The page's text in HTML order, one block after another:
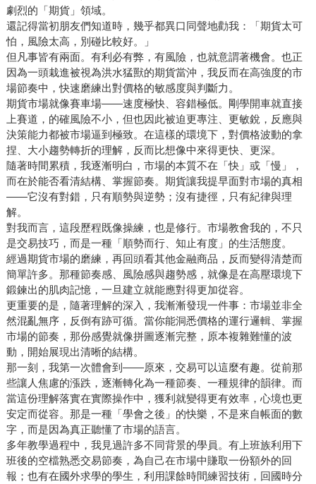
劇烈的「期貨」領域。
還記得當初朋友們知道時，幾乎都異口同聲地勸我：「期貨太可
怕，風險太高，別碰比較好。」
但凡事皆有兩面。有利必有弊，有風險，也就意謂著機會。也正
因為一頭栽進被視為洪水猛獸的期貨當沖，我反而在高強度的市
場節奏中，快速磨練出對價格的敏感度與判斷力。
期貨市場就像賽車場——速度極快、容錯極低。剛學開車就直接
上賽道，的確風險不小，但也因此被迫更專注、更敏銳，反應與
決策能力都被市場逼到極致。在這樣的環境下，對價格波動的拿
捏、大小趨勢轉折的理解，反而比想像中來得更快、更深。
隨著時間累積，我逐漸明白，市場的本質不在「快」或「慢」，
而在於能否看清結構、掌握節奏。期貨讓我提早面對市場的真相
——它沒有對錯，只有順勢與逆勢；沒有捷徑，只有紀律與理
解。
對我而言，這段歷程既像操練，也是修行。市場教會我的，不只
是交易技巧，而是一種「順勢而行、知止有度」的生活態度。
經過期貨市場的磨練，再回頭看其他金融商品，反而變得清楚而
簡單許多。那種節奏感、風險感與趨勢感，就像是在高壓環境下
鍛鍊出的肌肉記憶，一旦建立就能應對得更加從容。
更重要的是，隨著理解的深入，我漸漸發現一件事：市場並非全
然混亂無序，反倒有跡可循。當你能洞悉價格的運行邏輯、掌握
市場的節奏，那份感覺就像拼圖逐漸完整，原本複雜難懂的波
動，開始展現出清晰的結構。
那一刻，我第一次體會到——原來，交易可以這麼有趣。從前那
些讓人焦慮的漲跌，逐漸轉化為一種節奏、一種規律的韻律。而
當這份理解落實在實際操作中，獲利就變得更有效率，心境也更
安定而從容。那是一種「學會之後」的快樂，不是來自帳面的數
字，而是因為真正聽懂了市場的語言。
多年教學過程中，我見過許多不同背景的學員。有上班族利用下
班後的空檔熟悉交易節奏，為自己在市場中賺取一份額外的回
報；也有在國外求學的學生，利用課餘時間練習技術，回國時分